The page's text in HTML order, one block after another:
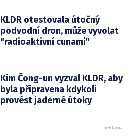
KLDR otestovala útočný
podvodní dron, může vyvolat
"radioaktivní cunami"
Kim Čong-un vyzval KLDR, aby
byla připravena kdykoli
provést jaderné útoky